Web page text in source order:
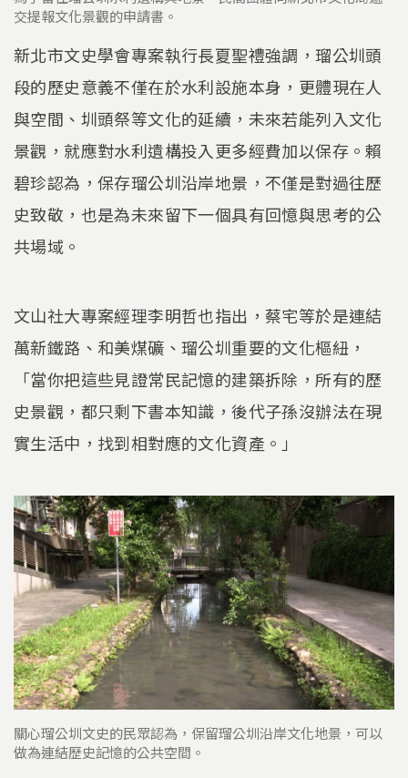
交提報文化景觀的申請書。
新北市文史學會專案執行長夏聖禮強調，瑠公圳頭
段的歷史意義不僅在於水利設施本身，更體現在人
與空間、圳頭祭等文化的延續，未來若能列入文化
景觀，就應對水利遺構投入更多經費加以保存。賴
碧珍認為，保存瑠公圳沿岸地景，不僅是對過往歷
史致敬，也是為未來留下一個具有回憶與思考的公
共場域。
文山社大專案經理李明哲也指出，蔡宅等於是連結
萬新鐵路、和美煤礦、瑠公圳重要的文化樞紐，
「當你把這些見證常民記憶的建築拆除，所有的歷
史景觀，都只剩下書本知識，後代子孫沒辦法在現
實生活中，找到相對應的文化資產。」
關心瑠公圳文史的民眾認為，保留瑠公圳沿岸文化地景，可以
做為連結歷史記憶的公共空間。